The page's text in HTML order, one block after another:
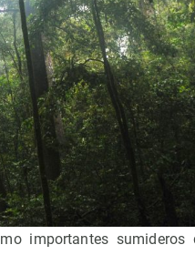
importantes sumideros